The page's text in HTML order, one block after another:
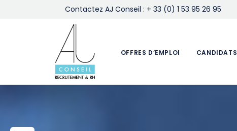
Contactez AJ Conseil : + 33 (0) 1 53 95 26 95
OFFRES D’EMPLOI CANDIDATS